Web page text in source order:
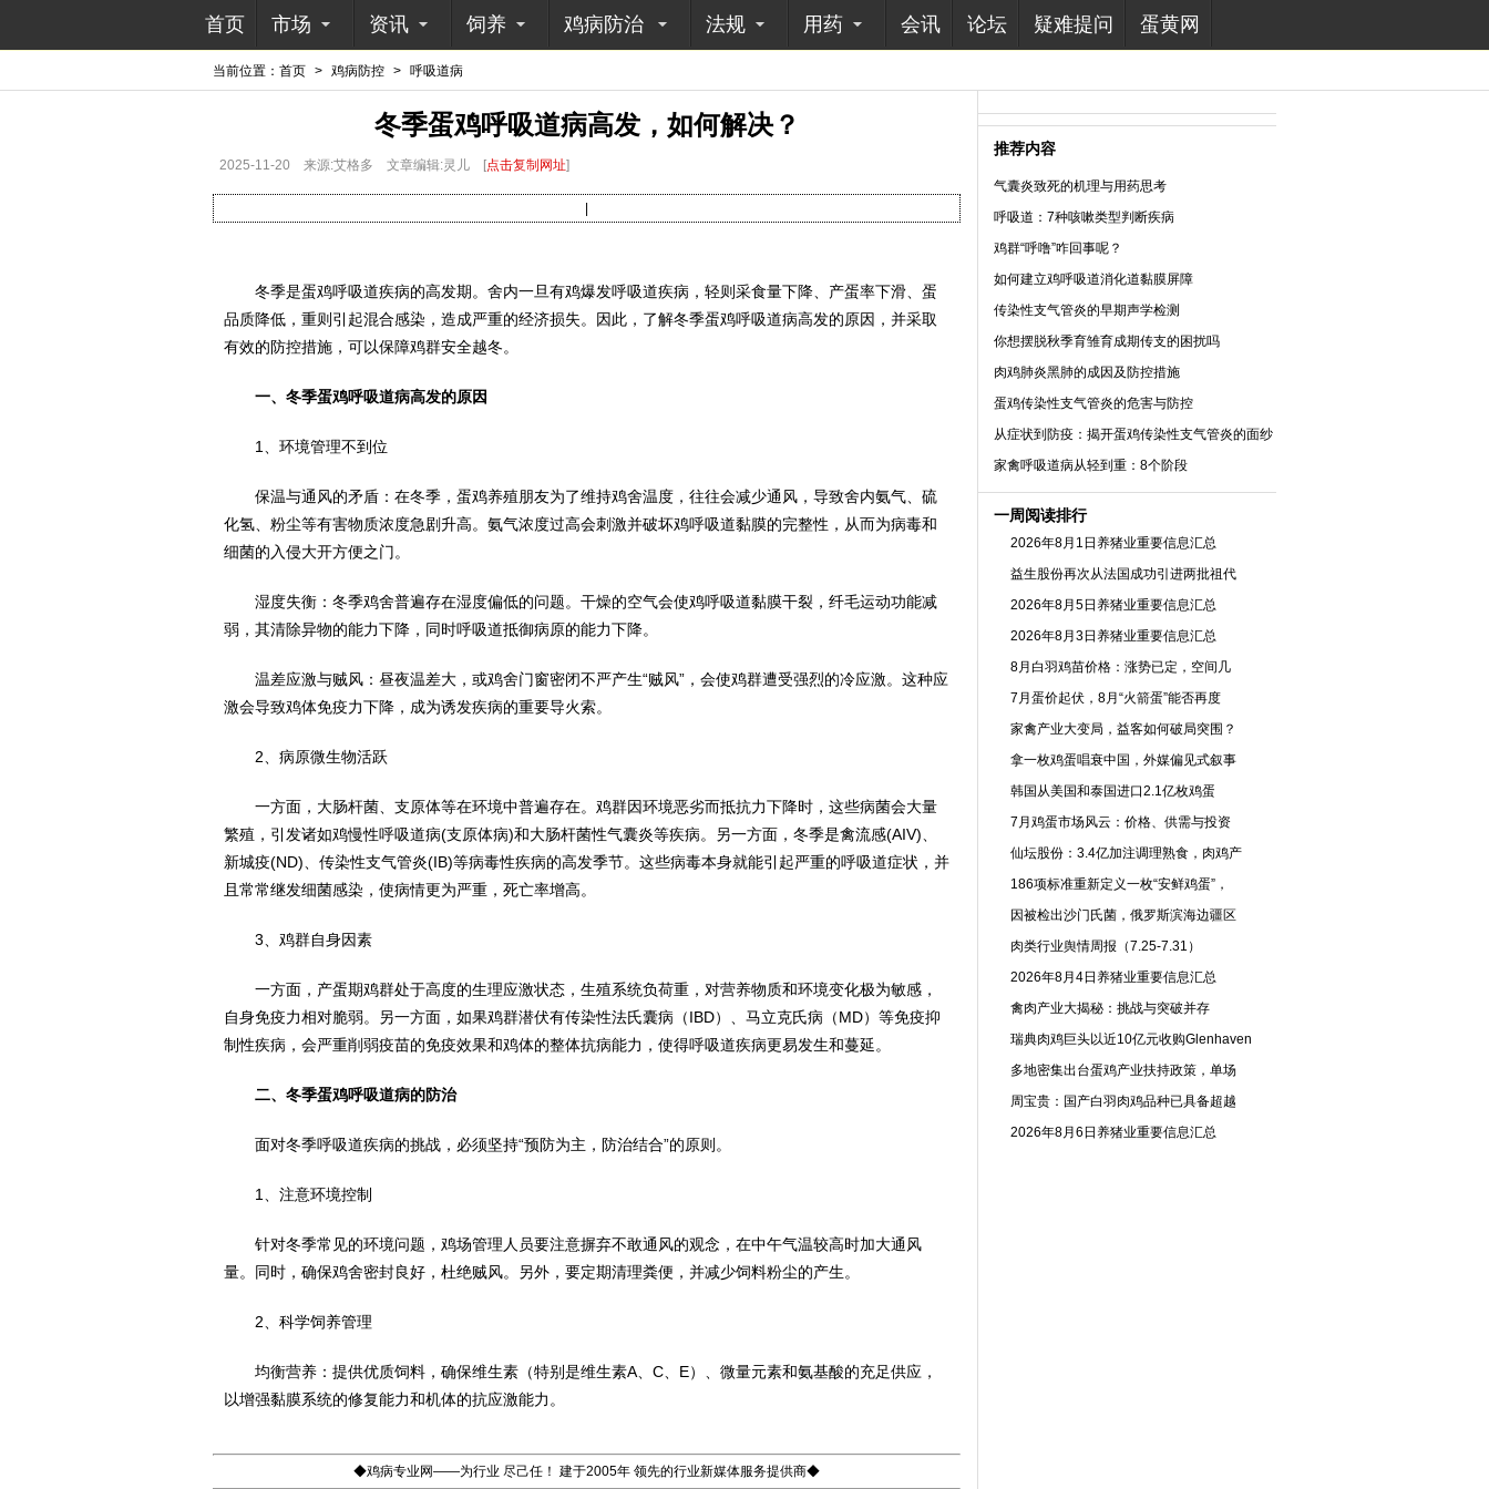
首页 市场 资讯 饲养 鸡病防治 法规 用药 会讯 论坛 疑难提问 蛋黄网
当前位置： 首页 > 鸡病防控 > 呼吸道病
冬季蛋鸡呼吸道病高发，如何解决？
2025-11-20 来源:艾格多 文章编辑:灵儿 [点击复制网址]
冬季是蛋鸡呼吸道疾病的高发期。舍内一旦有鸡爆发呼吸道疾病，轻则采食量下降、产蛋率下滑、蛋
品质降低，重则引起混合感染，造成严重的经济损失。因此，了解冬季蛋鸡呼吸道病高发的原因，并采取
有效的防控措施，可以保障鸡群安全越冬。
一、冬季蛋鸡呼吸道病高发的原因
1、环境管理不到位
保温与通风的矛盾：在冬季，蛋鸡养殖朋友为了维持鸡舍温度，往往会减少通风，导致舍内氨气、硫
化氢、粉尘等有害物质浓度急剧升高。氨气浓度过高会刺激并破坏鸡呼吸道黏膜的完整性，从而为病毒和
细菌的入侵大开方便之门。
湿度失衡：冬季鸡舍普遍存在湿度偏低的问题。干燥的空气会使鸡呼吸道黏膜干裂，纤毛运动功能减
弱，其清除异物的能力下降，同时呼吸道抵御病原的能力下降。
温差应激与贼风：昼夜温差大，或鸡舍门窗密闭不严产生“贼风”，会使鸡群遭受强烈的冷应激。这种应
激会导致鸡体免疫力下降，成为诱发疾病的重要导火索。
2、病原微生物活跃
一方面，大肠杆菌、支原体等在环境中普遍存在。鸡群因环境恶劣而抵抗力下降时，这些病菌会大量
繁殖，引发诸如鸡慢性呼吸道病(支原体病)和大肠杆菌性气囊炎等疾病。另一方面，冬季是禽流感(AIV)、
新城疫(ND)、传染性支气管炎(IB)等病毒性疾病的高发季节。这些病毒本身就能引起严重的呼吸道症状，并
且常常继发细菌感染，使病情更为严重，死亡率增高。
3、鸡群自身因素
一方面，产蛋期鸡群处于高度的生理应激状态，生殖系统负荷重，对营养物质和环境变化极为敏感，
自身免疫力相对脆弱。另一方面，如果鸡群潜伏有传染性法氏囊病（IBD）、马立克氏病（MD）等免疫抑
制性疾病，会严重削弱疫苗的免疫效果和鸡体的整体抗病能力，使得呼吸道疾病更易发生和蔓延。
二、冬季蛋鸡呼吸道病的防治
面对冬季呼吸道疾病的挑战，必须坚持“预防为主，防治结合”的原则。
1、注意环境控制
针对冬季常见的环境问题，鸡场管理人员要注意摒弃不敢通风的观念，在中午气温较高时加大通风
量。同时，确保鸡舍密封良好，杜绝贼风。另外，要定期清理粪便，并减少饲料粉尘的产生。
2、科学饲养管理
均衡营养：提供优质饲料，确保维生素（特别是维生素A、C、E）、微量元素和氨基酸的充足供应，
以增强黏膜系统的修复能力和机体的抗应激能力。
◆鸡病专业网——为行业 尽己任！ 建于2005年 领先的行业新媒体服务提供商◆
推荐内容
气囊炎致死的机理与用药思考
呼吸道：7种咳嗽类型判断疾病
鸡群“呼噜”咋回事呢？
如何建立鸡呼吸道消化道黏膜屏障
传染性支气管炎的早期声学检测
你想摆脱秋季育雏育成期传支的困扰吗
肉鸡肺炎黑肺的成因及防控措施
蛋鸡传染性支气管炎的危害与防控
从症状到防疫：揭开蛋鸡传染性支气管炎的面纱
家禽呼吸道病从轻到重：8个阶段
一周阅读排行
2026年8月1日养猪业重要信息汇总
益生股份再次从法国成功引进两批祖代
2026年8月5日养猪业重要信息汇总
2026年8月3日养猪业重要信息汇总
8月白羽鸡苗价格：涨势已定，空间几
7月蛋价起伏，8月“火箭蛋”能否再度
家禽产业大变局，益客如何破局突围？
拿一枚鸡蛋唱衰中国，外媒偏见式叙事
韩国从美国和泰国进口2.1亿枚鸡蛋
7月鸡蛋市场风云：价格、供需与投资
仙坛股份：3.4亿加注调理熟食，肉鸡产
186项标准重新定义一枚“安鲜鸡蛋”，
因被检出沙门氏菌，俄罗斯滨海边疆区
肉类行业舆情周报（7.25-7.31）
2026年8月4日养猪业重要信息汇总
禽肉产业大揭秘：挑战与突破并存
瑞典肉鸡巨头以近10亿元收购Glenhaven
多地密集出台蛋鸡产业扶持政策，单场
周宝贵：国产白羽肉鸡品种已具备超越
2026年8月6日养猪业重要信息汇总